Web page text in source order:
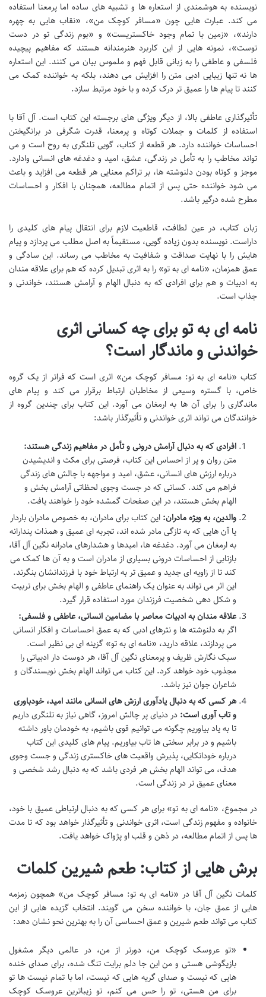
نویسنده به هوشمندی از استعاره ها و تشبیه های ساده اما پرمعنا استفاده
می کند. عبارت هایی چون «مسافر کوچک من»، «نقاب هایی به چهره
دارند»، «زمین با تمام وجود خاکستریست» و «بوم زندگی تو در دست
توست»، نمونه هایی از این کاربرد هنرمندانه هستند که مفاهیم پیچیده
فلسفی و عاطفی را به زبانی قابل فهم و ملموس بیان می کنند. این استعاره
ها نه تنها زیبایی ادبی متن را افزایش می دهند، بلکه به خواننده کمک می
کنند تا پیام ها را عمیق تر درک کرده و با خود مرتبط سازد.
تأثیرگذاری عاطفی بالا، از دیگر ویژگی های برجسته این کتاب است. آل آقا با
استفاده از کلمات و جملات کوتاه و پرمعنا، قدرت شگرفی در برانگیختن
احساسات خواننده دارد. هر قطعه از کتاب، گویی تلنگری به روح است و می
تواند مخاطب را به تأمل در زندگی، عشق، امید و دغدغه های انسانی وادارد.
موجز و کوتاه بودن دلنوشته ها، بر تراکم معنایی هر قطعه می افزاید و باعث
می شود خواننده حتی پس از اتمام مطالعه، همچنان با افکار و احساسات
مطرح شده درگیر باشد.
زبان کتاب، در عین لطافت، قاطعیت لازم برای انتقال پیام های کلیدی را
داراست. نویسنده بدون زیاده گویی، مستقیماً به اصل مطلب می پردازد و پیام
هایش را با نهایت صداقت و شفافیت به مخاطب می رساند. این سادگی و
عمق همزمان، «نامه ای به تو» را به اثری تبدیل کرده که هم برای علاقه مندان
به ادبیات و هم برای افرادی که به دنبال الهام و آرامش هستند، خواندنی و
جذاب است.
نامه ای به تو برای چه کسانی اثری
خواندنی و ماندگار است؟
کتاب «نامه ای به تو: مسافر کوچک من» اثری است که فراتر از یک گروه
خاص، با گستره وسیعی از مخاطبان ارتباط برقرار می کند و پیام های
ماندگاری را برای آن ها به ارمغان می آورد. این کتاب برای چندین گروه از
خوانندگان می تواند اثری خواندنی و تأثیرگذار باشد:
افرادی که به دنبال آرامش درونی و تأمل در مفاهیم زندگی هستند:
متن روان و پر از احساس این کتاب، فرصتی برای مکث و اندیشیدن
درباره ارزش های انسانی، عشق، امید و مواجهه با چالش های زندگی
فراهم می کند. کسانی که در جست وجوی لحظاتی آرامش بخش و
الهام بخش هستند، در این صفحات گمشده خود را خواهند یافت.
والدین، به ویژه مادران: این کتاب برای مادران، به خصوص مادران باردار
یا آن هایی که به تازگی مادر شده اند، تجربه ای عمیق و همذات پندارانه
به ارمغان می آورد. دغدغه ها، امیدها و هشدارهای مادرانه نگین آل آقا،
بازتابی از احساسات درونی بسیاری از مادران است و به آن ها کمک می
کند تا از زاویه ای جدید و عمیق تر به ارتباط خود با فرزندانشان بنگرند.
این اثر می تواند به عنوان یک راهنمای عاطفی و الهام بخش برای تربیت
و شکل دهی شخصیت فرزندان مورد استفاده قرار گیرد.
علاقه مندان به ادبیات معاصر با مضامین انسانی، عاطفی و فلسفی:
اگر به دلنوشته ها و نثرهای ادبی که به عمق احساسات و افکار انسانی
می پردازند، علاقه دارید، «نامه ای به تو» گزینه ای بی نظیر است.
سبک نگارش ظریف و پرمعنای نگین آل آقا، هر دوست دار ادبیاتی را
مجذوب خود خواهد کرد. این کتاب می تواند الهام بخش نویسندگان و
شاعران جوان نیز باشد.
هر کسی که به دنبال یادآوری ارزش های انسانی مانند امید، خودباوری
و تاب آوری است: در دنیای پر چالش امروز، گاهی نیاز به تلنگری داریم
تا به یاد بیاوریم چگونه می توانیم قوی باشیم، به خودمان باور داشته
باشیم و در برابر سختی ها تاب بیاوریم. پیام های کلیدی این کتاب
درباره خوداتکایی، پذیرش واقعیت های خاکستری زندگی و جست وجوی
هدف، می تواند الهام بخش هر فردی باشد که به دنبال رشد شخصی و
معنای عمیق تر در زندگی است.
در مجموع، «نامه ای به تو» برای هر کسی که به دنبال ارتباطی عمیق با خود،
خانواده و مفهوم زندگی است، اثری خواندنی و تأثیرگذار خواهد بود که تا مدت
ها پس از اتمام مطالعه، در ذهن و قلب او پژواک خواهد یافت.
برش هایی از کتاب: طعم شیرین کلمات
کلمات نگین آل آقا در «نامه ای به تو: مسافر کوچک من» همچون زمزمه
هایی از عمق جان، با خواننده سخن می گویند. انتخاب گزیده هایی از این
کتاب می تواند طعم شیرین و عمق احساسی آن را به بهترین نحو نشان دهد:
«تو عروسک کوچک من، دورتر از من، در عالمی دیگر مشغول
بازیگوشی هستی و من این جا دلم برایت تنگ شده، برای صدای خنده
هایی که نیست و صدای گریه هایی که نیست، اما با تمام نیست ها تو
برای من هستی، تو را حس می کنم، تو زیباترین عروسک کوچک